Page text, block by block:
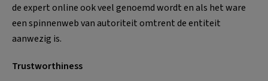
de expert online ook veel genoemd wordt en als het ware
een spinnenweb van autoriteit omtrent de entiteit
aanwezig is.
Trustworthiness